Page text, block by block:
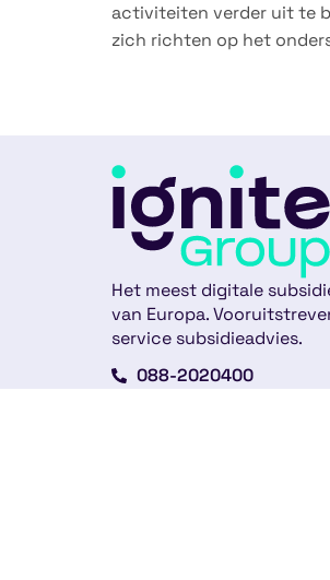
activiteiten verder uit te
zich richten op het
Het meest digitale
van Europa.
service subsidieadvies.
088-2020400